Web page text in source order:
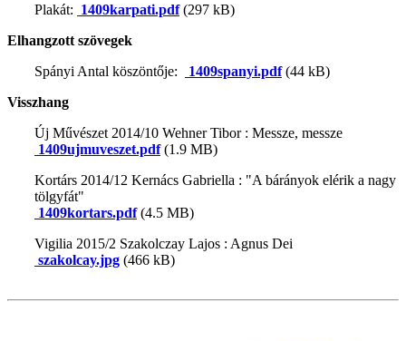
Plakát: 1409karpati.pdf(297 kB)
Elhangzott szövegek
Spányi Antal köszöntője:
1409spanyi.pdf(44 kB)
Visszhang
Új Művészet 2014/10 Wehner Tibor : Messze, messze
1409ujmuveszet.pdf(1.9 MB)
Kortárs 2014/12 Kernács Gabriella : "A bárányok elérik a nagy
tölgyfát"
1409kortars.pdf(4.5 MB)
Vigilia 2015/2 Szakolczay Lajos : Agnus Dei
szakolcay.jpg (466 kB)